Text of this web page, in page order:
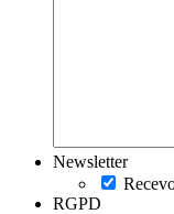
Newsletter
RGPD